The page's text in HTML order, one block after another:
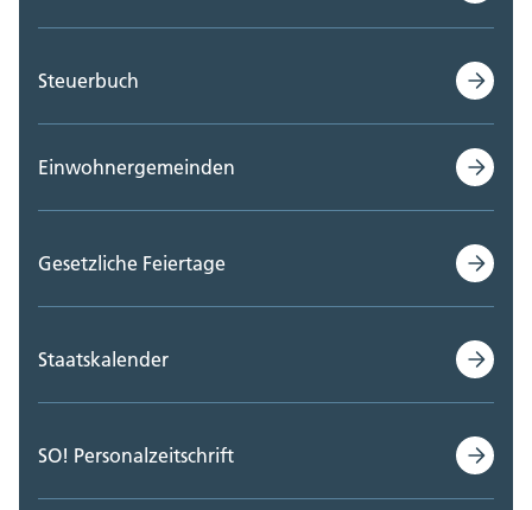
Steuerbuch
Einwohnergemeinden
Gesetzliche Feiertage
Staatskalender
SO! Personalzeitschrift